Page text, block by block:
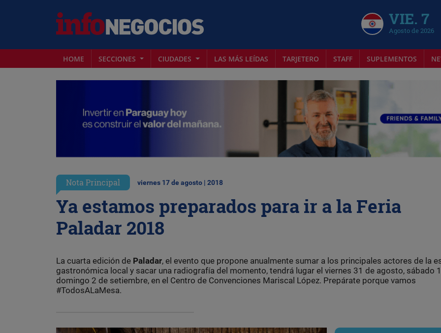
VIE. 7
Agosto de 2026
HOME SECCIONES CIUDADES LAS MÁS LEÍDAS TARJETERO STAFF SUPLEMENTOS
Nota Principal viernes 17 de agosto | 2018
Ya estamos preparados para ir a la Feria
Paladar 2018
La cuarta edición de Paladar, el evento que propone anualmente sumar a los principales actores de la
gastronómica local y sacar una radiografía del momento, tendrá lugar el viernes 31 de agosto, sábado
domingo 2 de setiembre, en el Centro de Convenciones Mariscal López. Prepárate porque vamos
#TodosALaMesa.